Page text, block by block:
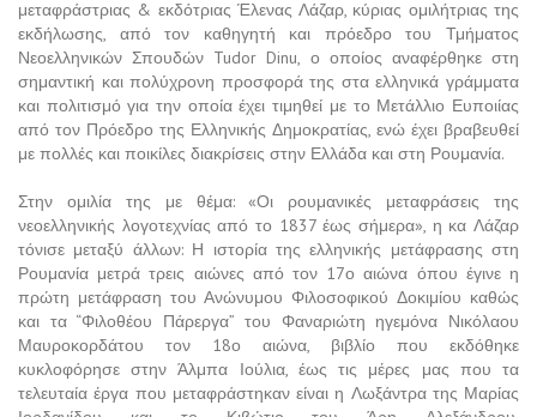
μεταφράστριας & εκδότριας Έλενας Λάζαρ, κύριας ομιλήτριας της
εκδήλωσης, από τον καθηγητή και πρόεδρο του Τμήματος
Νεοελληνικών Σπουδών Tudor Dinu, ο οποίος αναφέρθηκε στη
σημαντική και πολύχρονη προσφορά της στα ελληνικά γράμματα
και πολιτισμό για την οποία έχει τιμηθεί με το Μετάλλιο Ευποιίας
από τον Πρόεδρο της Ελληνικής Δημοκρατίας, ενώ έχει βραβευθεί
με πολλές και ποικίλες διακρίσεις στην Ελλάδα και στη Ρουμανία.
Στην ομιλία της με θέμα: «Οι ρουμανικές μεταφράσεις της
νεοελληνικής λογοτεχνίας από το 1837 έως σήμερα», η κα Λάζαρ
τόνισε μεταξύ άλλων: Η ιστορία της ελληνικής μετάφρασης στη
Ρουμανία μετρά τρεις αιώνες από τον 17ο αιώνα όπου έγινε η
πρώτη μετάφραση του Ανώνυμου Φιλοσοφικού Δοκιμίου καθώς
και τα “Φιλοθέου Πάρεργα” του Φαναριώτη ηγεμόνα Νικόλαου
Μαυροκορδάτου τον 18ο αιώνα, βιβλίο που εκδόθηκε
κυκλοφόρησε στην Άλμπα Ιούλια, έως τις μέρες μας που τα
τελευταία έργα που μεταφράστηκαν είναι η Λωξάντρα της Μαρίας